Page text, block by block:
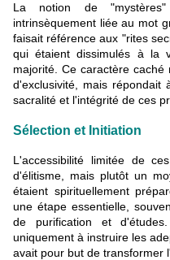
La notion de
intrinsèquement liée au mot
faisait référence aux "rites
qui étaient dissimulés à la
majorité. Ce caractère
d'exclusivité, mais
sacralité et l'intégrité de ces
Sélection et Initiation
L'accessibilité limitée de
d'élitisme, mais plutôt un
étaient spirituellement
une étape essentielle,
de purification et
uniquement à instruire les
avait pour but de transformer